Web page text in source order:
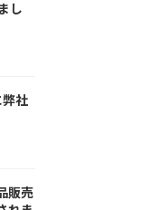
し
社
販売